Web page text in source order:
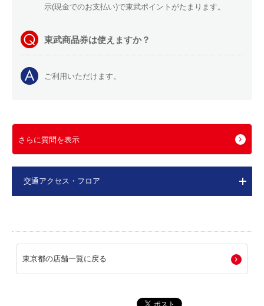
示(現金でのお支払い)で東武ポイントがたまります。
東武商品券は使えますか？
ご利用いただけます。
さらに質問を表示
交通アクセス・フロア
東京都の店舗一覧に戻る